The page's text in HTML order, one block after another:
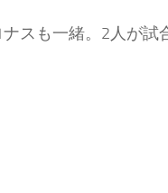
スも一緒。2人が試